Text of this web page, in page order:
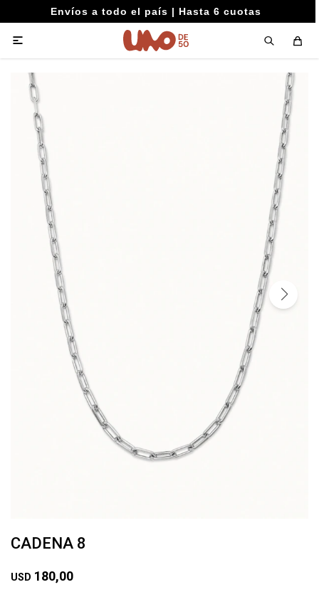
Envíos a todo el país | Hasta 6 cuotas

CADENA 8
USD 180,00